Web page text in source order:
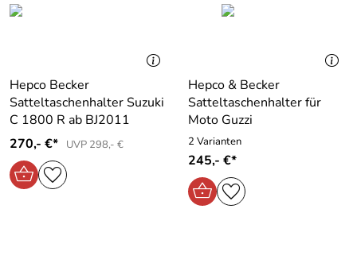
Hepco Becker
Satteltaschenhalter Suzuki
C 1800 R ab BJ2011
270,- €*
UVP 298,- €
Hepco & Becker
Satteltaschenhalter für
Moto Guzzi
2 Varianten
245,- €*